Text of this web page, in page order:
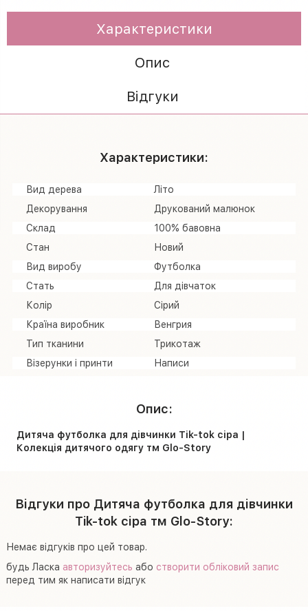
Характеристики
Опис
Відгуки
Характеристики:
Вид дерева
Літо
Декорування
Друкований малюнок
Склад
100% бавовна
Стан
Новий
Вид виробу
Футболка
Стать
Для дівчаток
Колір
Сірий
Країна виробник
Венгрия
Тип тканини
Трикотаж
Візерунки і принти
Написи
Опис:
Дитяча футболка для дівчинки Tik-tok сіра |
Колекція дитячого одягу тм Glo-Story
Відгуки про Дитяча футболка для дівчинки
Tik-tok сіра тм Glo-Story:
Немає відгуків про цей товар.
будь Ласка авторизуйтесь або створити обліковий запис
перед тим як написати відгук